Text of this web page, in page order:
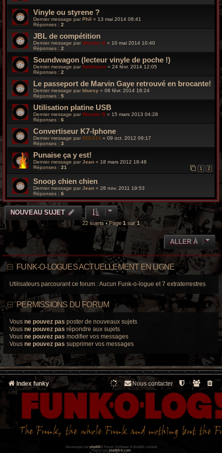
Vinyle ou styrene ?
Dernier message parPhil « 13 mai 2014 08:41
Réponses : 2
JBL de compétition
Dernier message par Wonder B « 10 mai 2014 10:40
Réponses : 2
Soundwagon (lecteur vinyle de poche !)
Dernier message parfunkiness « 24 févr. 2014 12:05
Réponses : 2
Le passeport de Marvin Gaye retrouvé en brocante!
Dernier message par bluesy « 06 févr. 2014 18:24
Réponses : 5
Utilisation platine USB
Dernier message parWonder B « 15 mars 2013 04:28
Réponses : 6
Convertiseur K7-Iphone
Dernier message par RN1814 « 09 oct. 2012 09:17
Réponses : 3
Punaise ça y est!
Dernier message parJean « 18 mars 2012 18:48
Réponses : 21 1 2
Snoop chien chien
Dernier message par Jean « 28 nov. 2011 19:53
Réponses : 6
NOUVEAU SUJET
22 sujets • Page 1 sur1
ALLER À
FUNK-O-LOGUES ACTUELLEMENT EN LIGNE
Utilisateurs parcourant ce forum : Aucun Funk-o-logue et 7 extraterrestres
PERMISSIONS DU FORUM
Vous ne pouvez pas poster de nouveaux sujets
Vous ne pouvez pas répondre aux sujets
Vous ne pouvez pas modifier vos messages
Vous ne pouvez pas supprimer vos messages
Index funky Nous contacter
Développé par phpBB® Forum Software © phpBB Limited
Traduit par phpBB-fr.com